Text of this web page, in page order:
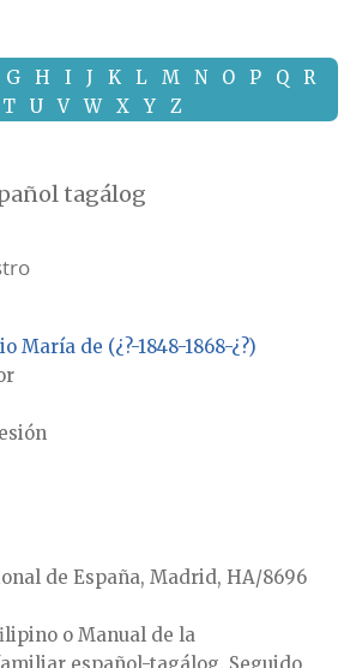
G H I J K L M N O P Q
R
T U V W X Y Z
tagálog
María de (¿?-1848-1868-¿?)
de España, Madrid, HA/8696
o Manual de la